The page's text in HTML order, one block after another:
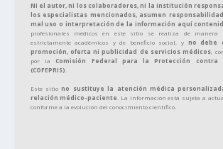
Ni el autor, ni los colaboradores, ni la institución
los especialistas mencionados, asumen
mal uso o interpretación de la información aquí
profesionales médicos en este sitio se realiza de manera
estrictamente académicos y de beneficio social, y no debe
promoción, oferta ni publicidad de servicios médicos ,
por la Comisión Federal para la Protección contra
(COFEPRIS)
Este sitiono sustituye la atención médica
relación médico-paciente
. La información está sujeta a
conforme a la evolución del conocimiento científico.